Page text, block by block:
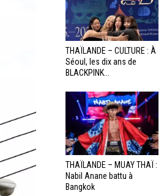
THAÏLANDE – CULTURE : À
Séoul, les dix ans de
BLACKPINK...
THAÏLANDE – MUAY THAÏ :
Nabil Anane battu à
Bangkok